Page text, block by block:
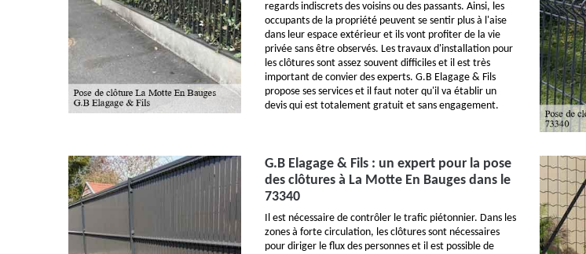
regards indiscrets des voisins ou des passants. Ainsi, les
occupants de la propriété peuvent se sentir plus à l'aise
dans leur espace extérieur et ils vont profiter de la vie
privée sans être observés. Les travaux d'installation pour
les clôtures sont assez souvent difficiles et il est très
important de convier des experts. G.B Elagage & Fils
propose ses services et il faut noter qu'il va établir un
devis qui est totalement gratuit et sans engagement.
G.B Elagage & Fils : un expert pour la pose
des clôtures à La Motte En Bauges dans le
73340
Il est nécessaire de contrôler le trafic piétonnier. Dans les
zones à forte circulation, les clôtures sont nécessaires
pour diriger le flux des personnes et il est possible de